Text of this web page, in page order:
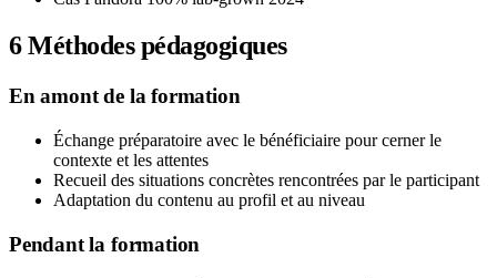
6Méthodes pédagogiques
En amont de la formation
Échange préparatoire avec le bénéficiaire pour cerner le
contexte et les attentes
Recueil des situations concrètes rencontrées par le participant
Adaptation du contenu au profil et au niveau
Pendant la formation